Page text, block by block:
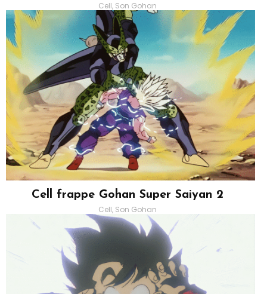
Cell, Son Gohan
Cell frappe Gohan Super Saiyan 2
Cell, Son Gohan